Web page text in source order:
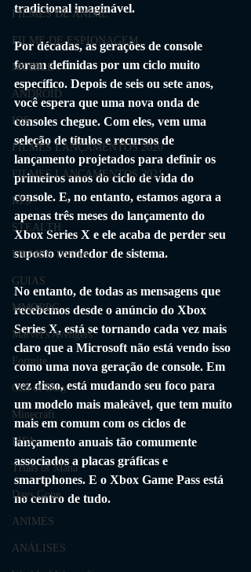
FILMES DE ANIME
FILME DE ESPIONAGEM
MOBILE
ANDROID
IOS
FILMES LANÇAMENTOS 2020
FILMES LANÇAMENTOS 2021
RTS
STEALTH
FILMES Thriller
GUIAS
MMORPG
Marvel's Avengers
Fortnite
Call of Duty
Minecraft
FIFA
Trials of Mana
Days Gone
ANIMES
ANÁLISES
tradicional imaginável.
Por décadas, as gerações de console
foram definidas por um ciclo muito
específico. Depois de seis ou sete anos,
você espera que uma nova onda de
consoles chegue. Com eles, vem uma
seleção de títulos e recursos de
lançamento projetados para definir os
primeiros anos do ciclo de vida do
console. E, no entanto, estamos agora a
apenas três meses do lançamento do
Xbox Series X e ele acaba de perder seu
suposto vendedor de sistema.
No entanto, de todas as mensagens que
recebemos desde o anúncio do Xbox
Series X, está se tornando cada vez mais
claro que a Microsoft não está vendo isso
como uma nova geração de console. Em
vez disso, está mudando seu foco para
um modelo mais maleável, que tem muito
mais em comum com os ciclos de
lançamento anuais tão comumente
associados a placas gráficas e
smartphones. E o Xbox Game Pass está
no centro de tudo.